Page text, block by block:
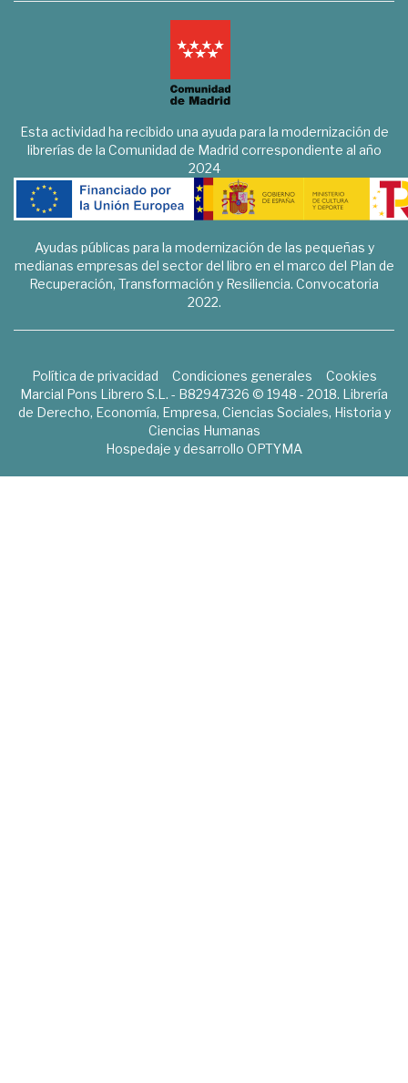
Esta actividad ha recibido una ayuda para la modernización de
librerías de la Comunidad de Madrid correspondiente al año
2024
Ayudas públicas para la modernización de las pequeñas y
medianas empresas del sector del libro en el marco del Plan de
Recuperación, Transformación y Resiliencia. Convocatoria
2022.
Política de privacidad Condiciones generales
Cookies
Marcial Pons Librero S.L. - B82947326 © 1948 - 2018. Librería
de Derecho, Economía, Empresa, Ciencias Sociales, Historia y
Ciencias Humanas
Hospedaje y desarrollo OPTYMA